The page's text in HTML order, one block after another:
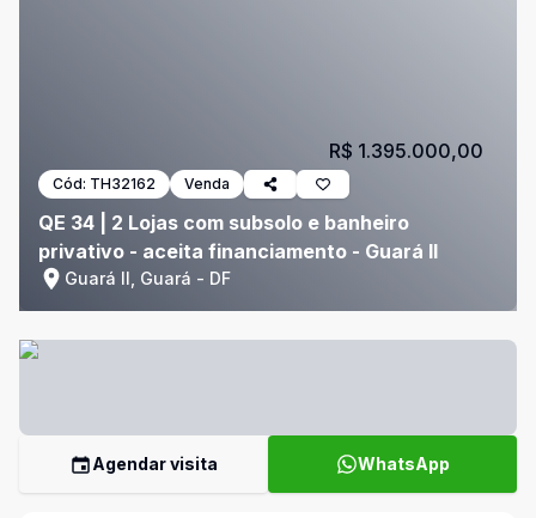
Cód: TH32162 Venda
QE 34 | 2 Lojas com subsolo e banheiro
privativo - aceita financiamento - Guará II
Guará II, Guará - DF
R$ 1.395.000,00
Agendar visita WhatsApp